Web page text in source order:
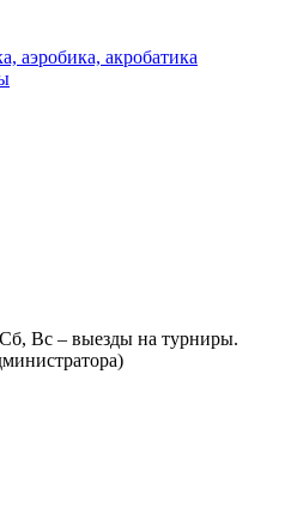
аэробика, акробатика
Вс – выезды на турниры.